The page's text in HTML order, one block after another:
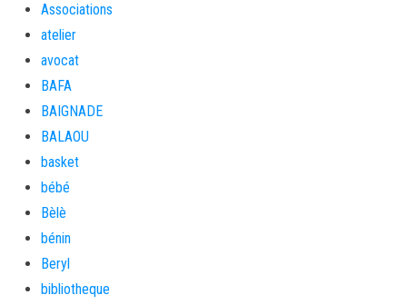
Associations
atelier
avocat
BAFA
BAIGNADE
BALAOU
basket
bébé
Bèlè
bénin
Beryl
bibliotheque